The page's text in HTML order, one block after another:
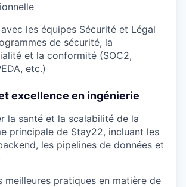
les équipes Sécurité et Légal
de sécurité, la
et la conformité (SOC2,
etc.)
excellence en ingénierie
la santé et la scalabilité de la
principale de Stay22, incluant les
les pipelines de données et
meilleures pratiques en matière de